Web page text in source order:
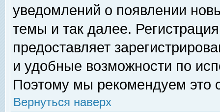
уведомлений о появлении
темы и так далее.
предоставляет
и удобные возможности по
Поэтому мы рекомендуем это
Вернуться наверх